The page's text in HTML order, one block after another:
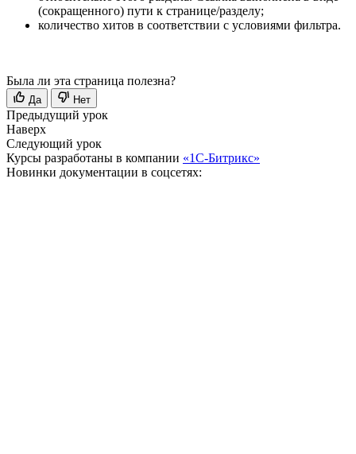
(сокращенного) пути к странице/разделу;
количество хитов в соответствии с условиями фильтра.
Была ли эта страница полезна?
Да Нет
Предыдущий урок
Наверх
Следующий урок
Курсы разработаны в компании «1С-Битрикс»
Новинки документации в соцсетях: